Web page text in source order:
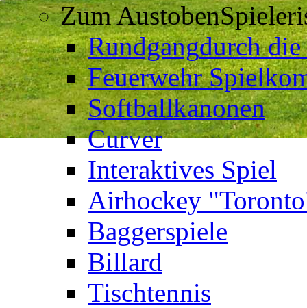
Zum Austoben
Rundgangdurch
Feuerwehr
Softballkanonen
Curver
Interaktives Spiel
Airhockey
Baggerspiele
Billard
Tischtennis